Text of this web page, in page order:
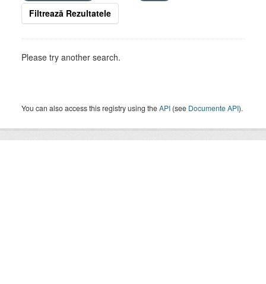
Filtrează Rezultatele
Please try another search.
You can also access this registry using theAPI (see Documente API).